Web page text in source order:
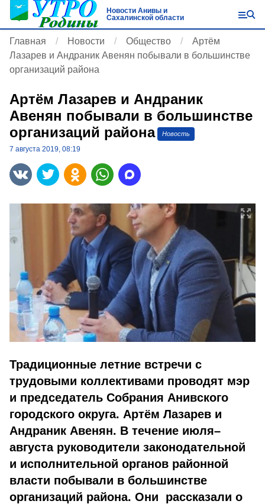
Новости Анивы и
Сахалинской области
Главная Новости Общество
Артём
Лазарев и Андраник Авенян побывали в большинстве
организаций района
Артём Лазарев и Андраник
Авенян побывали в большинстве
организаций района
Новость
7 августа 2019, 08:19
Традиционные летние встречи с
трудовыми коллективами проводят мэр
и председатель Собрания Анивского
городского округа. Артём Лазарев и
Андраник Авенян. В течение июля–
августа руководители законодательной
и исполнительной органов районной
власти побывали в большинстве
организаций района. Они рассказали о